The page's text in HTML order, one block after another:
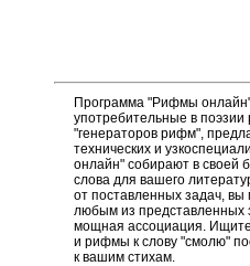
Программа "Рифмы
употребительные в
"генераторов рифм",
технических и
онлайн" собирают в своей
слова для вашего
от поставленных задач,
любым из
мощная ассоциация. Ищите
и рифмы к слову "смолю"
к вашим стихам.